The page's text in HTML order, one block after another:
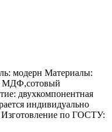
модерн Материалы:
МДФ,сотовый
двухкомпонентная
индивидуально
Изготовление по ГОСТУ: